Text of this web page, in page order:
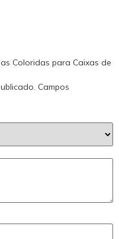
Coloridas para Caixas de
Campos